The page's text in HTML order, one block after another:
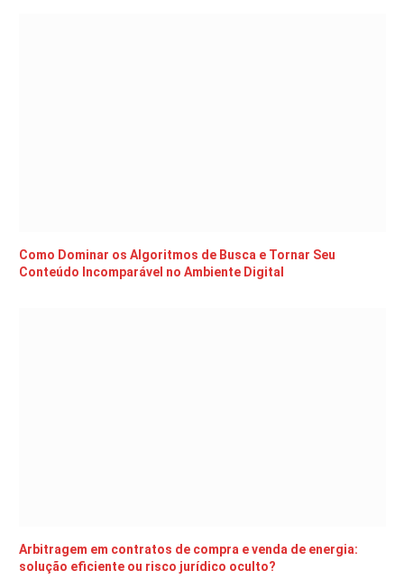
Como Dominar os Algoritmos de Busca e Tornar Seu
Conteúdo Incomparável no Ambiente Digital
Arbitragem em contratos de compra e venda de energia:
solução eficiente ou risco jurídico oculto?